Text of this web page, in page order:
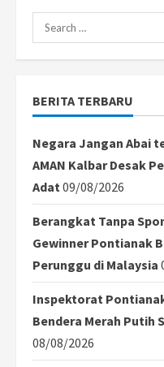
Search
for:
BERITA TERBARU
Negara Jangan Abai
AMAN Kalbar Desak
Adat 09/08/2026
Berangkat Tanpa
Gewinner Pontianak
Perunggu di Malaysia
Inspektorat
Bendera Merah Putih
08/08/2026